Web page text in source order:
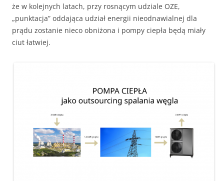
że w kolejnych latach, przy rosnącym udziale OZE,
„punktacja” oddająca udział energii nieodnawialnej dla
prądu zostanie nieco obniżona i pompy ciepła będą miały
ciut łatwiej.